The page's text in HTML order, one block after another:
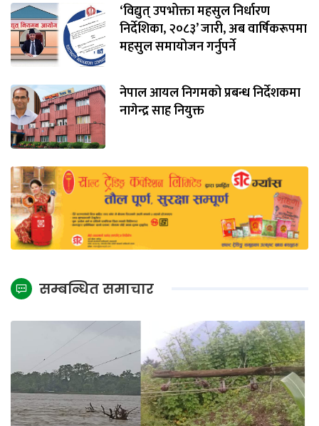
‘विद्युत् उपभोक्ता महसुल निर्धारण
निर्देशिका, २०८३’ जारी, अब वार्षिकरूपमा
महसुल समायोजन गर्नुपर्ने
नेपाल आयल निगमको प्रबन्ध निर्देशकमा
नागेन्द्र साह नियुक्त
सम्बन्धित समाचार